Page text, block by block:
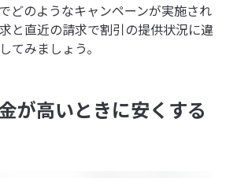
どのようなキャンペーンが実施され
と直近の請求で割引の提供状況に違
てみましょう。
が高いときに安くする